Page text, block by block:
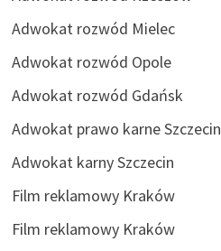
Adwokat rozwód Mielec
Adwokat rozwód Opole
Adwokat rozwód Gdańsk
Adwokat prawo karne Szczecin
Adwokat karny Szczecin
Film reklamowy Kraków
Film reklamowy Kraków